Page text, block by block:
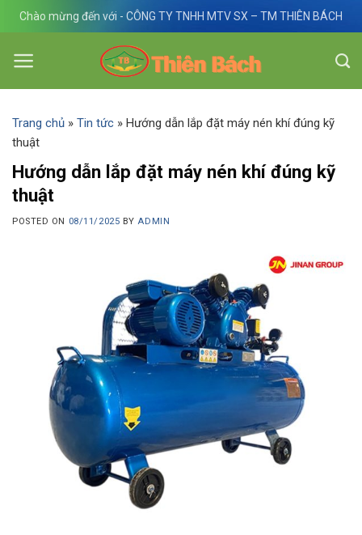
Skip
content
Chào mừng đến với - CÔNG TY TNHH MTV SX – TM THIÊN BÁCH
Trang chủ » Tin tức » Hướng dẫn lắp đặt máy nén khí đúng kỹ
thuật
Hướng dẫn lắp đặt máy nén khí đúng kỹ
thuật
POSTED ON 08/11/2025 BYADMIN